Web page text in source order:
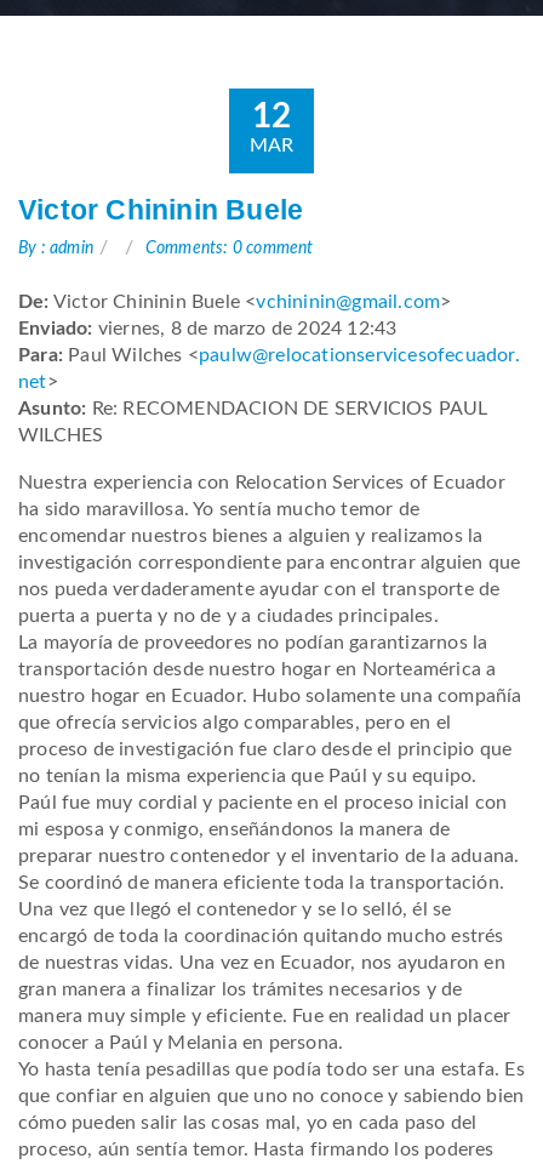
12
MAR
Victor Chininin Buele
By : admin Comments: 0 comment
De: Victor Chininin Buele <vchininin@gmail.com>
Enviado: viernes, 8 de marzo de 2024 12:43
Para: Paul Wilches <paulw@relocationservicesofecuador.
net>
Asunto: Re: RECOMENDACION DE SERVICIOS PAUL
WILCHES
Nuestra experiencia con Relocation Services of Ecuador
ha sido maravillosa. Yo sentía mucho temor de
encomendar nuestros bienes a alguien y realizamos la
investigación correspondiente para encontrar alguien que
nos pueda verdaderamente ayudar con el transporte de
puerta a puerta y no de y a ciudades principales.
La mayoría de proveedores no podían garantizarnos la
transportación desde nuestro hogar en Norteamérica a
nuestro hogar en Ecuador. Hubo solamente una compañía
que ofrecía servicios algo comparables, pero en el
proceso de investigación fue claro desde el principio que
no tenían la misma experiencia que Paúl y su equipo.
Paúl fue muy cordial y paciente en el proceso inicial con
mi esposa y conmigo, enseñándonos la manera de
preparar nuestro contenedor y el inventario de la aduana.
Se coordinó de manera eficiente toda la transportación.
Una vez que llegó el contenedor y se lo selló, él se
encargó de toda la coordinación quitando mucho estrés
de nuestras vidas. Una vez en Ecuador, nos ayudaron en
gran manera a finalizar los trámites necesarios y de
manera muy simple y eficiente. Fue en realidad un placer
conocer a Paúl y Melania en persona.
Yo hasta tenía pesadillas que podía todo ser una estafa. Es
que confiar en alguien que uno no conoce y sabiendo bien
cómo pueden salir las cosas mal, yo en cada paso del
proceso, aún sentía temor. Hasta firmando los poderes